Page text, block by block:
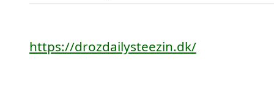
https://drozdailysteezin.dk/